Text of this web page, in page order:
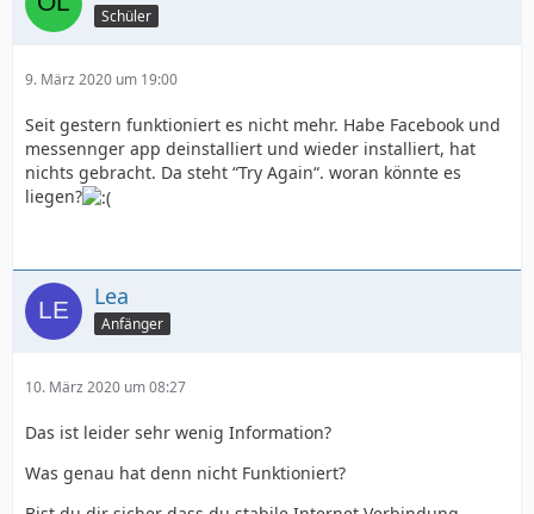
Schüler
9. März 2020 um 19:00
Seit gestern funktioniert es nicht mehr. Habe Facebook und
messennger app deinstalliert und wieder installiert, hat
nichts gebracht. Da steht “Try Again“. woran könnte es
liegen?
Lea
Anfänger
10. März 2020 um 08:27
Das ist leider sehr wenig Information?
Was genau hat denn nicht Funktioniert?